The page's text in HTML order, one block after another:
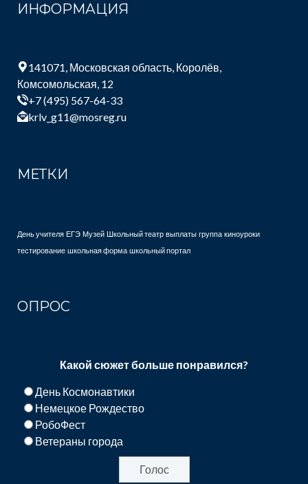
ИНФОРМАЦИЯ
141071, Московская область, Королёв,
Комсомольская, 12
+7 (495) 567-64-33
krlv_g11@mosreg.ru
МЕТКИ
День учителя ЕГЭ Музей Школьный театр выплаты группа киноуроки
тестирование школьная форма школьный портал
ОПРОС
Какой сюжет больше понравился?
День Космонавтики
Немецкое Рождество
РобоФест
Ветераны города